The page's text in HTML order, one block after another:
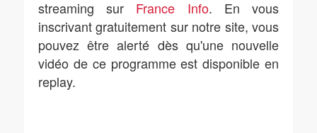
streaming sur France Info. En vous
inscrivant gratuitement sur notre site, vous
pouvez être alerté dès qu'une nouvelle
vidéo de ce programme est disponible en
replay.